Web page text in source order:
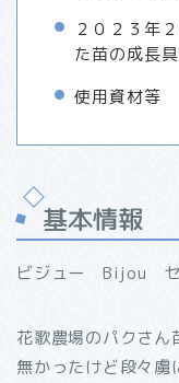
２０２３年
た苗の成長
使用資材等
基本情報
ビジュー Bijou セ
花歌農場のパクさん
無かったけど段々虜